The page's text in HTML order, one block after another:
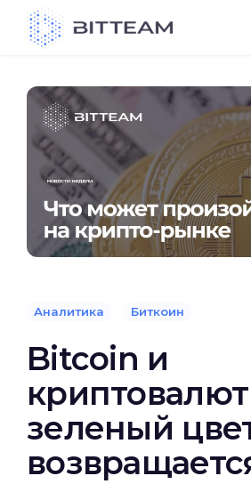
content
Аналитика Биткоин
Bitcoin и
зеленый